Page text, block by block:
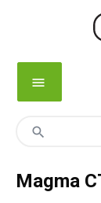
menu
search
Magma